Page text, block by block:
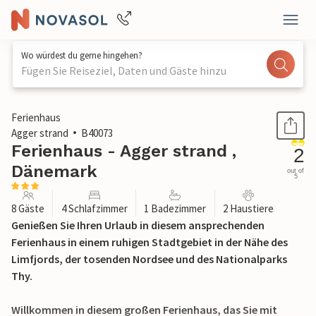
Wo würdest du gerne hingehen?
Fügen Sie Reiseziel, Daten und Gäste hinzu
1 / 20
Ferienhaus
Agger strand
B40073
Ferienhaus - Agger strand ,
Dänemark
2
out of
5
8 Gäste 4 Schlafzimmer 1 Badezimmer 2 Haustiere
Genießen Sie Ihren Urlaub in diesem ansprechenden
Ferienhaus in einem ruhigen Stadtgebiet in der Nähe des
Limfjords, der tosenden Nordsee und des Nationalparks
Thy.
Willkommen in diesem großen Ferienhaus, das Sie mit